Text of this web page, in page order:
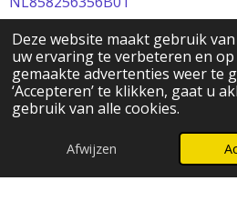
Deze website maakt gebruik
uw ervaring te verbeteren en
gemaakte advertenties weer te
‘Accepteren’ te klikken, gaat u
gebruik van alle cookies.
Afwijzen
Powered byJouwWeb
E-